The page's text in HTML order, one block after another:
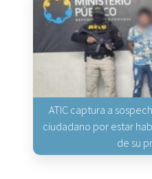
ATIC captura a
ciudadano por estar
de su